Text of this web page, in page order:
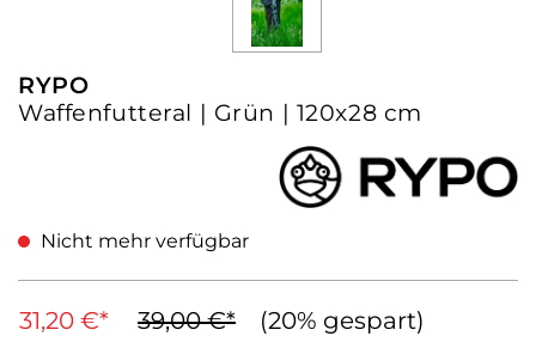
RYPO
Waffenfutteral | Grün | 120x28 cm
31,20 €* 39,00 €* (20% gespart)
Nicht mehr verfügbar